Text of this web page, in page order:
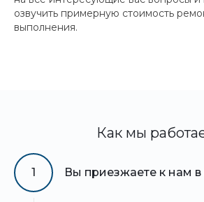
озвучить примерную стоимость
выполнения.
Как мы
1 Вы приезжаете к нам